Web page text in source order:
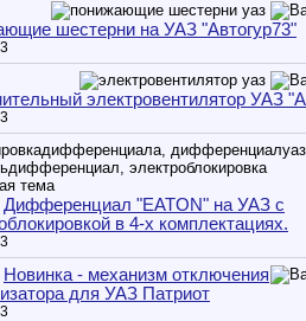
шестерни на УАЗ "Автогур73"
электровентилятор УАЗ
Дифференциал "EATON" на УАЗ с
в 4-х комплектациях.
Новинка - механизм отключения
для УАЗ Патриот